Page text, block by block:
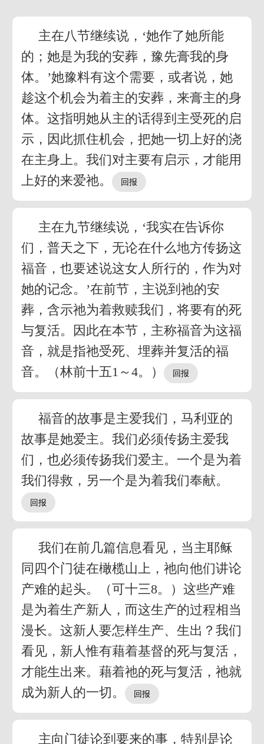
主在八节继续说，‘她作了她所能
的；她是为我的安葬，豫先膏我的身
体。’她豫料有这个需要，或者说，她
趁这个机会为着主的安葬，来膏主的身
体。这指明她从主的话得到主受死的启
示，因此抓住机会，把她一切上好的浇
在主身上。我们对主要有启示，才能用
上好的来爱祂。
主在九节继续说，‘我实在告诉你
们，普天之下，无论在什么地方传扬这
福音，也要述说这女人所行的，作为对
她的记念。’在前节，主说到祂的安
葬，含示祂为着救赎我们，将要有的死
与复活。因此在本节，主称福音为这福
音，就是指祂受死、埋葬并复活的福
音。（林前十五1～4。）
福音的故事是主爱我们，马利亚的
故事是她爱主。我们必须传扬主爱我
们，也必须传扬我们爱主。一个是为着
我们得救，另一个是为着我们奉献。
我们在前几篇信息看见，当主耶稣
同四个门徒在橄榄山上，祂向他们讲论
产难的起头。（可十三8。）这些产难
是为着生产新人，而这生产的过程相当
漫长。这新人要怎样生产、生出？我们
看见，新人惟有藉着基督的死与复活，
才能生出来。藉着祂的死与复活，祂就
成为新人的一切。
主向门徒论到要来的事，特别是论